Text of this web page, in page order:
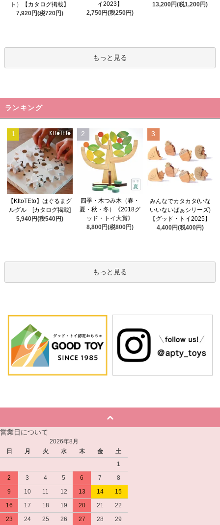
ト）【カタログ掲載】
7,920円(税720円)
イ2023】
2,750円(税250円)
13,200円(税1,200円)
もっと見る
ランキング
1
【KItoTEto】はぐるまグ
ルグル [カタログ掲載]
5,940円(税540円)
2
四季・木つみ木（春・
夏・秋・冬）《2018グ
ッド・トイ大賞》
8,800円(税800円)
3
みんなでカタカタ(いな
いいないばぁシリーズ)
【グッド・トイ2025】
4,400円(税400円)
もっと見る
営業日について
2026年8月
日
月 火 水 木 金
土
1
2
3 4 5 6 7
8
9
10 11 12 13 14
15
16
17 18 19 20 21
22
23
24 25 26 27 28
29